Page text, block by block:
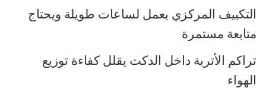
التكييف المركزي يعمل لساعات طويلة ويحتاج
متابعة مستمرة
تراكم الأتربة داخل الدكت يقلل كفاءة توزيع
الهواء